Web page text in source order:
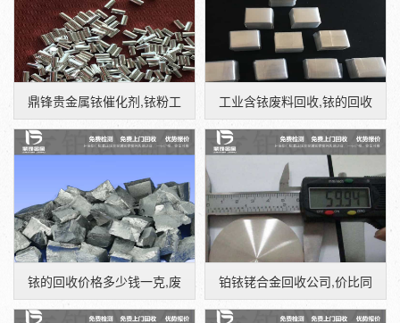
鼎锋贵金属铱催化剂,铱粉工业含铱废料回收工业含铱废料回收,铱的回收价
铱的回收价格多少钱一克,废弃铱坩埚回收公司铂铱铑合金回收公司,价比同优,